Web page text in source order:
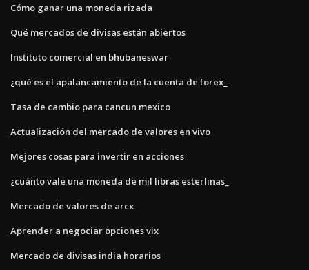
Cómo ganar una moneda rizada
Qué mercados de divisas están abiertos
Instituto comercial en bhubaneswar
¿qué es el apalancamiento de la cuenta de forex_
Tasa de cambio para cancun mexico
Actualización del mercado de valores en vivo
Mejores cosas para invertir en acciones
¿cuánto vale una moneda de mil libras esterlinas_
Mercado de valores de arcx
Aprender a negociar opciones vix
Mercado de divisas india horarios